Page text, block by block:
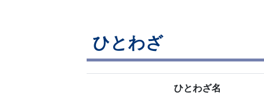
ひとわざ
ひとわざ名